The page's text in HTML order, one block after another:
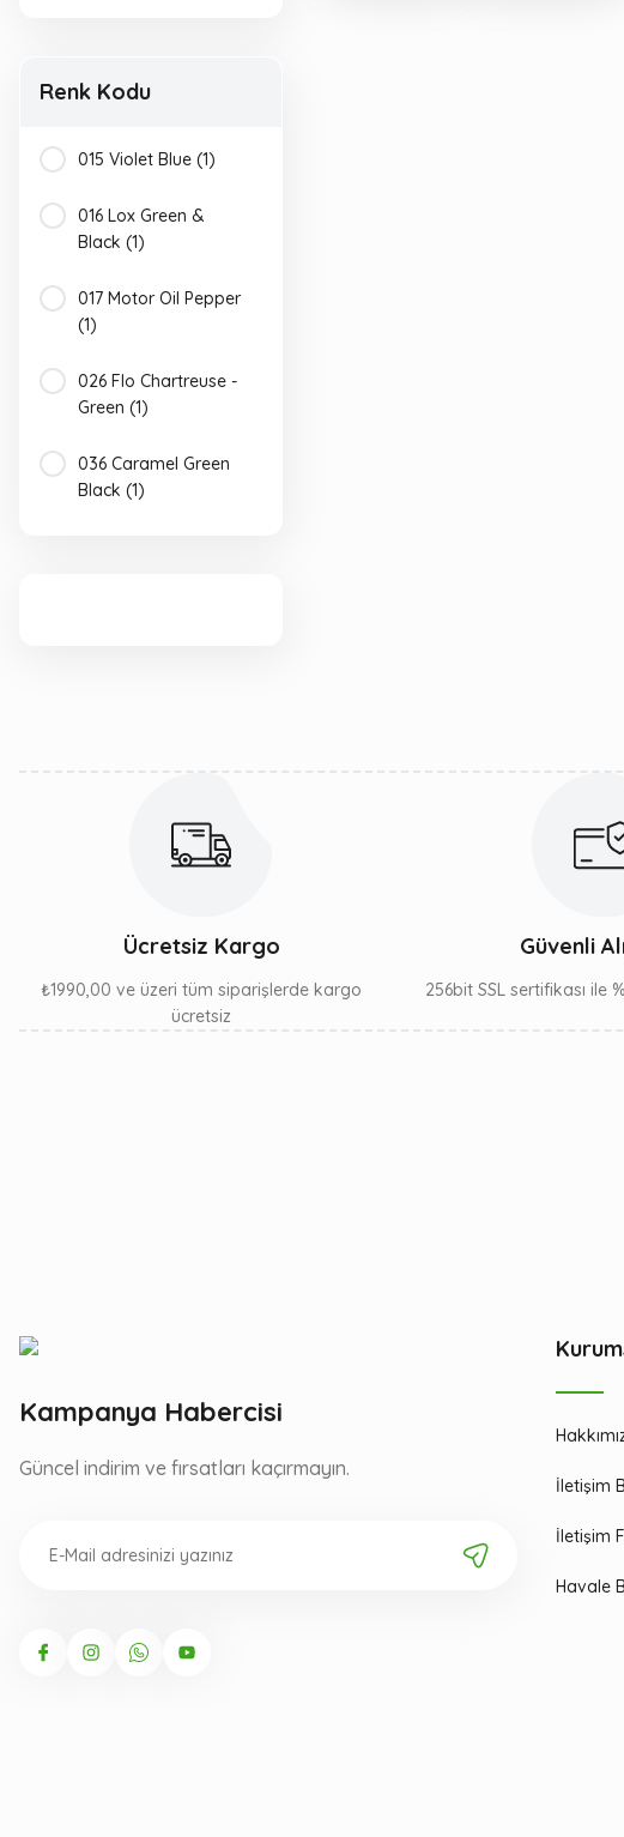
Renk Kodu
015 Violet Blue (1)
016 Lox Green &
Black (1)
017 Motor Oil Pepper
(1)
026 Flo Chartreuse -
Green (1)
036 Caramel Green
Black (1)
055 Chartreuse Black
Ücretsiz Kargo
₺1990,00 ve üzeri tüm siparişlerde kargo
ücretsiz
Güvenli
256bit SSL sertifikası ile
Kampanya Habercisi
Güncel indirim ve fırsatları kaçırmayın.
İletişim
İletişim
Havale